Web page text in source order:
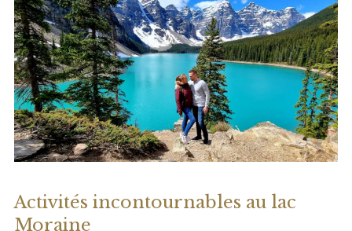
Activités incontournables au lac
Moraine